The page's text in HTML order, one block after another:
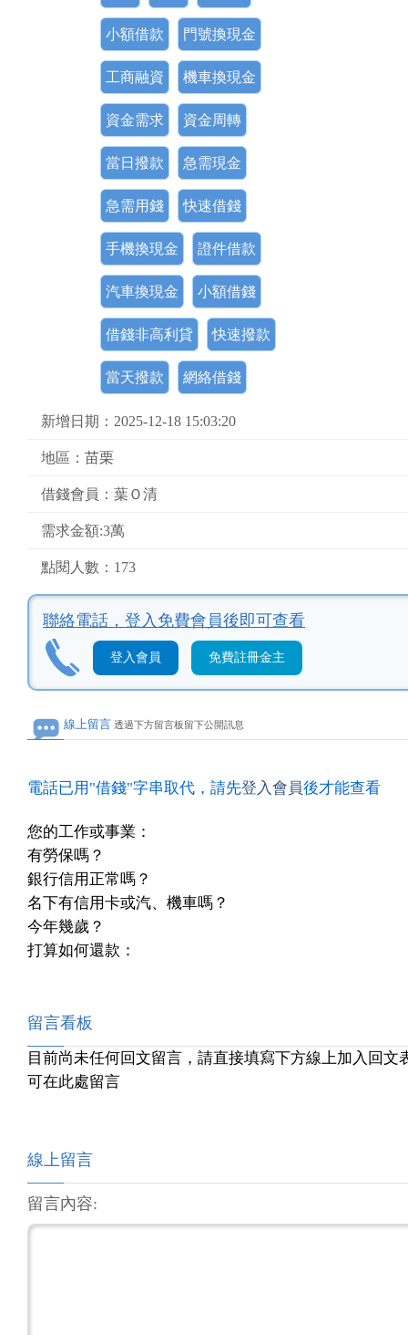
小額借款 門號換現金
工商融資 機車換現金
資金需求 資金周轉
當日撥款 急需現金
急需用錢 快速借錢
手機換現金 證件借款
汽車換現金 小額借錢
借錢非高利貸 快速撥款
當天撥款 網絡借錢
新增日期：2025-12-18 15:03:20
地區：苗栗
借錢會員：葉Ｏ清
需求金額:3萬
點閱人數：173
聯絡電話， 登入免費會員後即可查看
登入會員 免費註冊金主
線上留言 透過下方留言板留下公開訊息
電話已用"借錢"字串取代，請先登入會員後才能查看
您的工作或事業：
有勞保嗎？
銀行信用正常嗎？
名下有信用卡或汽、機車嗎？
今年幾歲？
打算如何還款：
留言看板
目前尚未任何回文留言，請直接填寫下方線上加入回文
可在此處留言
線上留言
留言內容: